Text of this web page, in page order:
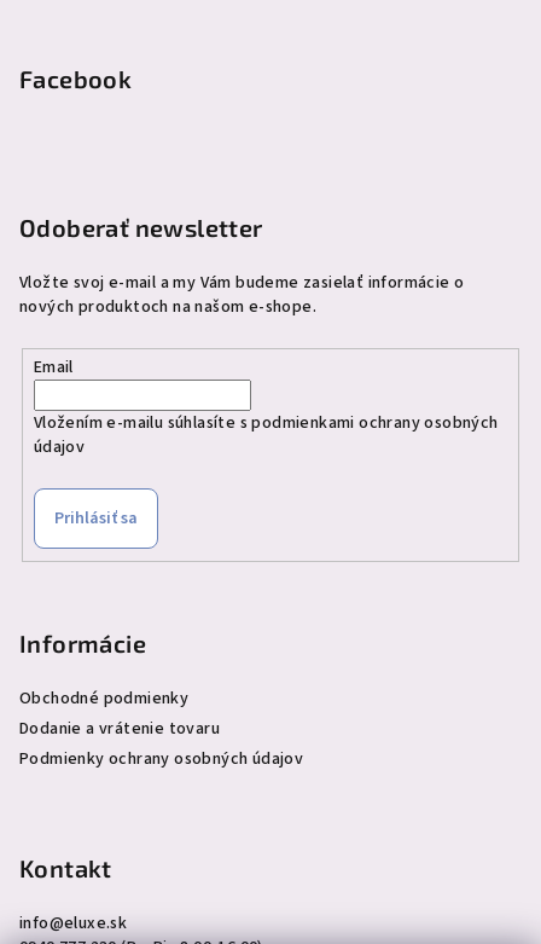
Facebook
Odoberať newsletter
Vložte svoj e-mail a my Vám budeme zasielať informácie o
nových produktoch na našom e-shope.
Email
Vložením e-mailu súhlasíte spodmienkami ochrany osobných
údajov
Prihlásiť sa
Informácie
Obchodné podmienky
Dodanie a vrátenie tovaru
Podmienky ochrany osobných údajov
Kontakt
info@eluxe.sk